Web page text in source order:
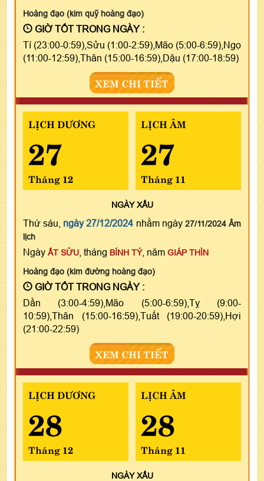
Hoàng đạo (kim quỹ hoàng đạo)
GIỜ TỐT TRONG NGÀY :
Tí (23:00-0:59),Sửu (1:00-2:59),Mão (5:00-6:59),Ngọ
(11:00-12:59),Thân (15:00-16:59),Dậu (17:00-18:59)
XEM CHI TIẾT
LỊCH DƯƠNG
27
Tháng 12
LỊCH ÂM
27
Tháng 11
NGÀYXẤU
Thứ sáu, ngày 27/12/2024 nhằm ngày 27/11/2024 Âm
lịch
Ngày ẤT SỬU , tháng BÍNH TÝ, năm GIÁP THÌN
Hoàng đạo (kim đường hoàng đạo)
GIỜ TỐT TRONG NGÀY :
Dần (3:00-4:59),Mão (5:00-6:59),Tỵ (9:00-
10:59),Thân (15:00-16:59),Tuất (19:00-20:59),Hợi
(21:00-22:59)
XEM CHI TIẾT
LỊCH DƯƠNG
28
Tháng 12
LỊCH ÂM
28
Tháng 11
NGÀYXẤU